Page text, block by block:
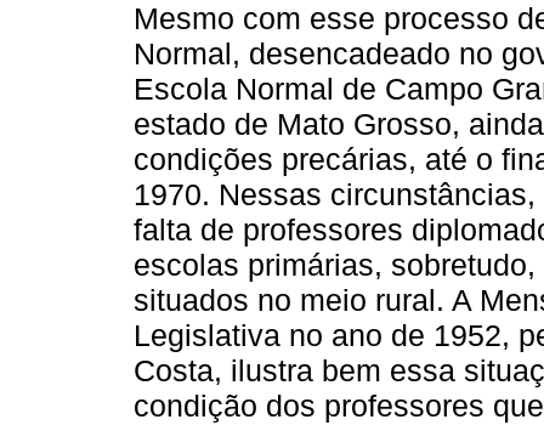
Mesmo com esse processo
Normal, desencadeado no
Escola Normal de Campo
estado de Mato Grosso,
condições precárias, até o
1970. Nessas
falta de professores
escolas primárias,
situados no meio rural. A
Legislativa no ano de 1952,
Costa, ilustra bem essa
condição dos professores